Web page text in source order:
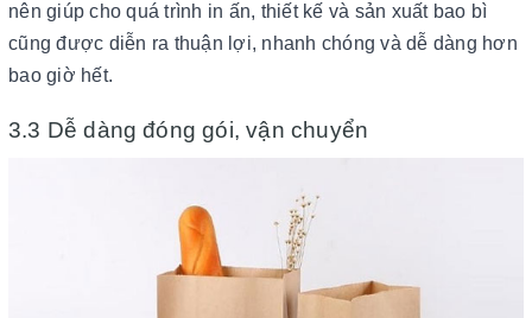
nên giúp cho quá trình in ấn, thiết kế và sản xuất bao bì
cũng được diễn ra thuận lợi, nhanh chóng và dễ dàng hơn
bao giờ hết.
3.3 Dễ dàng đóng gói, vận chuyển